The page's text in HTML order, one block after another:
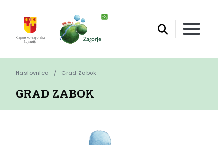
Naslovnica Grad Zabok
GRAD ZABOK